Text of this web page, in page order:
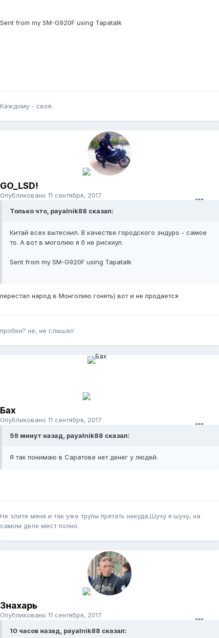
Sent from my SM-G920F using Tapatalk
Каждому - своё.
GO_LSD!
Опубликовано 11 сентября, 2017
Только что, payalnik88 сказал:
Китай всех вытеснил. В качестве городского эндуро - самое
то. А вот в моголию я б не рискнул.
Sent from my SM-G920F using Tapatalk
перестал народ в Монголию гонять) вот и не продается
пробки? не, не слышал
Бах
Опубликовано 11 сентября, 2017
59 минут назад, payalnik88 сказал:
Я так понимаю в Саратове нет денег у людей.
Не злите меня и так уже трупы прятать некуда.Шучу я шучу, на
самом деле мест полно.
Знахарь
Опубликовано 11 сентября, 2017
10 часов назад, payalnik88 сказал: